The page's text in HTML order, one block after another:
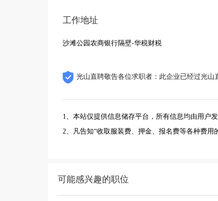
工作地址
沙滩公园农商银行隔壁-华税财税
光山直聘敬告各位求职者：此企业已经过光山
1、本站仅提供信息储存平台，所有信息均由用户
2、凡告知“收取服装费、押金、报名费等各种费用
可能感兴趣的职位